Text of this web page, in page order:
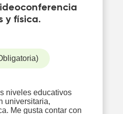
y física.
niveles educativos
universitaria,
Me gusta contar con